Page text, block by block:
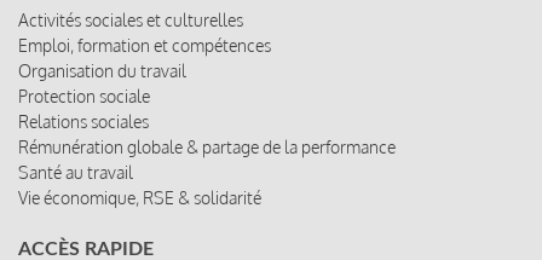
Activités sociales et culturelles
Emploi, formation et compétences
Organisation du travail
Protection sociale
Relations sociales
Rémunération globale & partage de la performance
Santé au travail
Vie économique, RSE & solidarité
ACCÈS RAPIDE